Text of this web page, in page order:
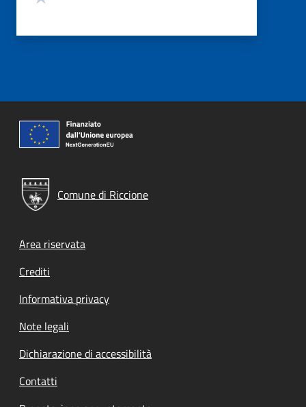
Comune di Riccione
Footer menu
Area riservata
Crediti
Informativa privacy
Note legali
Dichiarazione di accessibilità
Contatti